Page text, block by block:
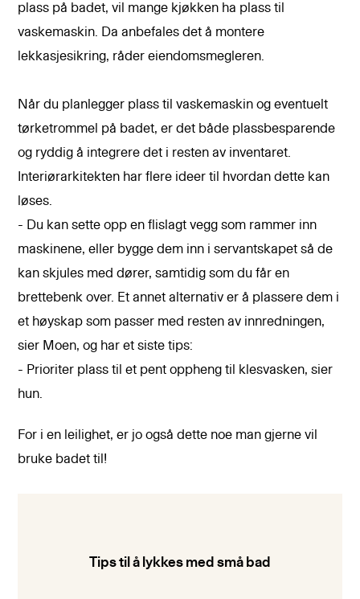
plass på badet, vil mange kjøkken ha plass til
vaskemaskin. Da anbefales det å montere
lekkasjesikring, råder eiendomsmegleren.
Når du planlegger plass til vaskemaskin og eventuelt
tørketrommel på badet, er det både plassbesparende
og ryddig å integrere det i resten av inventaret.
Interiørarkitekten har flere ideer til hvordan dette kan
løses.
- Du kan sette opp en flislagt vegg som rammer inn
maskinene, eller bygge dem inn i servantskapet så de
kan skjules med dører, samtidig som du får en
brettebenk over. Et annet alternativ er å plassere dem i
et høyskap som passer med resten av innredningen,
sier Moen, og har et siste tips:
- Prioriter plass til et pent oppheng til klesvasken, sier
hun.
For i en leilighet, er jo også dette noe man gjerne vil
bruke badet til!
Tips til å lykkes med små bad